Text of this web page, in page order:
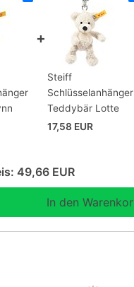
Steiff
Schlüsselanhänger
Teddybär Lotte
17,58 EUR
49,66 EUR